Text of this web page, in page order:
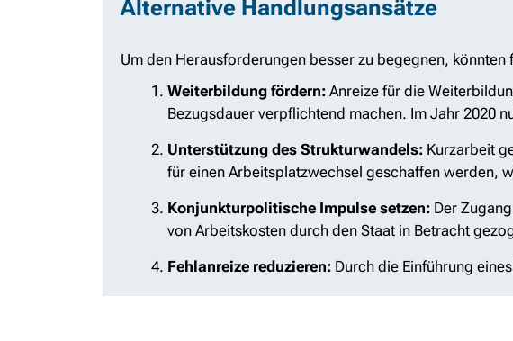
Alternative Handlungsansätze
Um den Herausforderungen besser zu begegnen,
Weiterbildung fördern: Anreize für die
Bezugsdauer verpflichtend machen. Im Jahr 2020
Unterstützung des Strukturwandels: Kurzarbeit
für einen Arbeitsplatzwechsel geschaffen werden,
Konjunkturpolitische Impulse setzen: Der
von Arbeitskosten durch den Staat in Betracht
Fehlanreize reduzieren: Durch die Einführung